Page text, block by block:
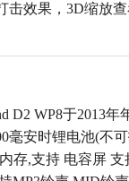
击效果，3D缩放
D2 WP8于2013年
毫安时锂电池(不
存,支持 电容屏 支